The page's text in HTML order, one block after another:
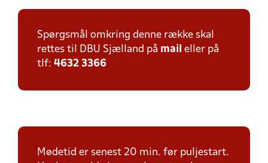
Spørgsmål omkring denne række skal
rettes til DBU Sjælland på mail eller på
tlf: 4632 3366
Mødetid er senest 20 min. før puljestart.